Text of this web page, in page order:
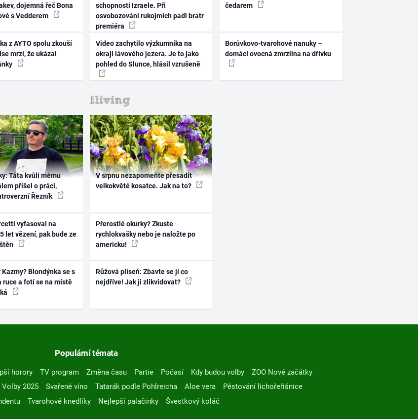
dojemná řeč Bona
s Vedderem
z AYTO spolu zkouší
mrzí, že ukázal
schopnosti Izraele. Při
osvobozování rukojmích padl bratr
premiéra
Video zachytilo výzkumníka na
okraji lávového jezera. Je to jako
pohled do Slunce, hlásil vzrušeně
čedarem
Borůvkovo-tvarohové nanuky –
domácí ovocná zmrzlina na dřívku
Táta kvůli mému
přišel o práci,
Řezník
vyfasoval na
let vězení, pak bude ze
Blondýnka se s
ruce a fotí se na místě
V srpnu nezapomeňte přesadit
velkokvěté kosatce. Jak na to?
Přerostlé okurky? Zkuste
rychlokvašky nebo je naložte po
americku!
Růžová plíseň: Zbavte se jí co
nejdříve! Jak ji zlikvidovat?
Populární témata
horory TV program Změna času Partie Počasí Kdy budou volby
ZOO Nové začátky
Volby 2025 Svařené víno Tatarák podle Pohlreicha Aloe vera
Pěstování lichořeřišnice
Tvarohové knedlíky Nejlepší palačinky Švestkový koláč